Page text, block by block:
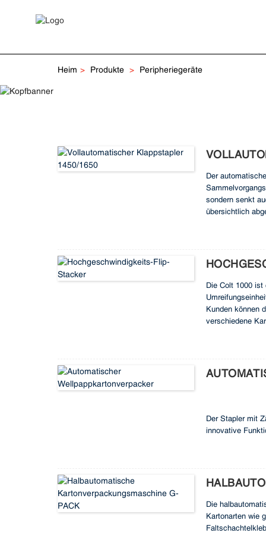
Heim Produkte Peripheriegeräte
Der
sondern senkt
übersichtlich
Die Colt 1000
Kunden können
verschiedene
Der Stapler mit
innovative
Arbeitskosten
Die
Kartonarten wie